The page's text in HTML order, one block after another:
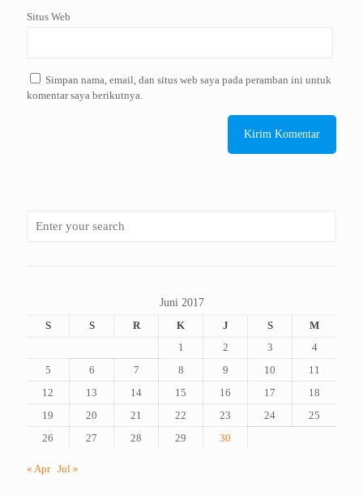
Situs Web
Simpan nama, email, dan situs web saya pada peramban ini untuk
komentar saya berikutnya.
Juni 2017
S
S R K J S
M
1
2 3
4
5
6 7 8 9 10
11
12
13 14 15 16 17
18
19
20 21 22 23 24
25
26
27 28 29 30
« Apr Jul »